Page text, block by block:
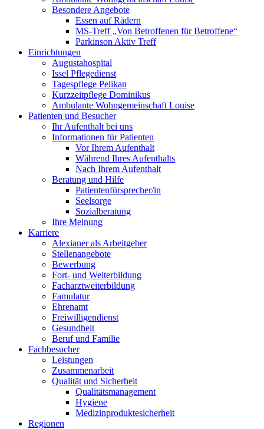
Besondere Angebote
Essen auf Rädern
MS-Treff „Von Betroffenen für Betroffene“
Parkinson Aktiv Treff
Einrichtungen
Augustahospital
Issel Pflegedienst
Tagespflege Pelikan
Kurzzeitpflege Dominikus
Ambulante Wohngemeinschaft Louise
Patienten und Besucher
Ihr Aufenthalt bei uns
Informationen für Patienten
Vor Ihrem Aufenthalt
Während Ihres Aufenthalts
Nach Ihrem Aufenthalt
Beratung und Hilfe
Patientenfürsprecher/in
Seelsorge
Sozialberatung
Ihre Meinung
Karriere
Alexianer als Arbeitgeber
Stellenangebote
Bewerbung
Fort- und Weiterbildung
Facharztweiterbildung
Famulatur
Ehrenamt
Freiwilligendienst
Gesundheit
Beruf und Familie
Fachbesucher
Leistungen
Zusammenarbeit
Qualität und Sicherheit
Qualitätsmanagement
Hygiene
Medizinproduktesicherheit
Regionen